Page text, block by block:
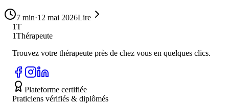
7 min·12 mai 2026Lire
1T
1Thérapeute
Trouvez votre thérapeute près de chez vous en quelques clics.
Plateforme certifiée
Praticiens vérifiés & diplômés